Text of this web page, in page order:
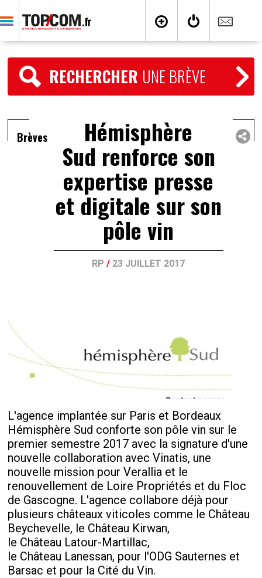
RECHERCHER UNE BRÈVE
Brèves Hémisphère
Sud renforce son
expertise presse
et digitale sur son
pôle vin
RP / 23 JUILLET 2017
L'agence implantée sur Paris et Bordeaux
Hémisphère Sud conforte son pôle vin sur le
premier semestre 2017 avec la signature d'une
nouvelle collaboration avec Vinatis, une
nouvelle mission pour Verallia et le
renouvellement de Loire Propriétés et du Floc
de Gascogne. L'agence collabore déjà pour
plusieurs châteaux viticoles comme le Château
Beychevelle, le Château Kirwan,
le Château Latour-Martillac,
le Château Lanessan, pour l'ODG Sauternes et
Barsac et pour la Cité du Vin.